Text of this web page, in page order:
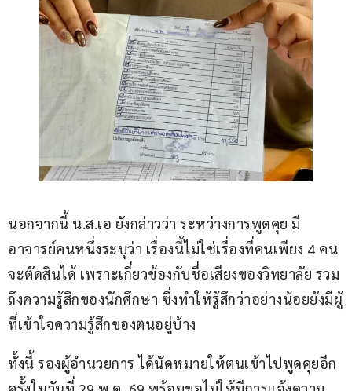
นอกจากนี้ น.ส.เอ ยังกล่าวว่า ระหว่างการพูดคุย มี
อาจารย์คนหนึ่งระบุว่า เรื่องนี้ไม่ใช่เรื่องที่คนเพียง 4 คน
จะตัดสินได้ เพราะเกี่ยวข้องกับชื่อเสียงของวิทยาลัย รวม
ถึงความรู้สึกของนักศึกษา ซึ่งทำให้รู้สึกว่าอย่างน้อยยังมีผู้
ที่เข้าใจความรู้สึกของตนอยู่บ้าง
ทั้งนี้ รองผู้อำนวยการ ได้นัดหมายให้ตนเข้าไปพูดคุยอีก